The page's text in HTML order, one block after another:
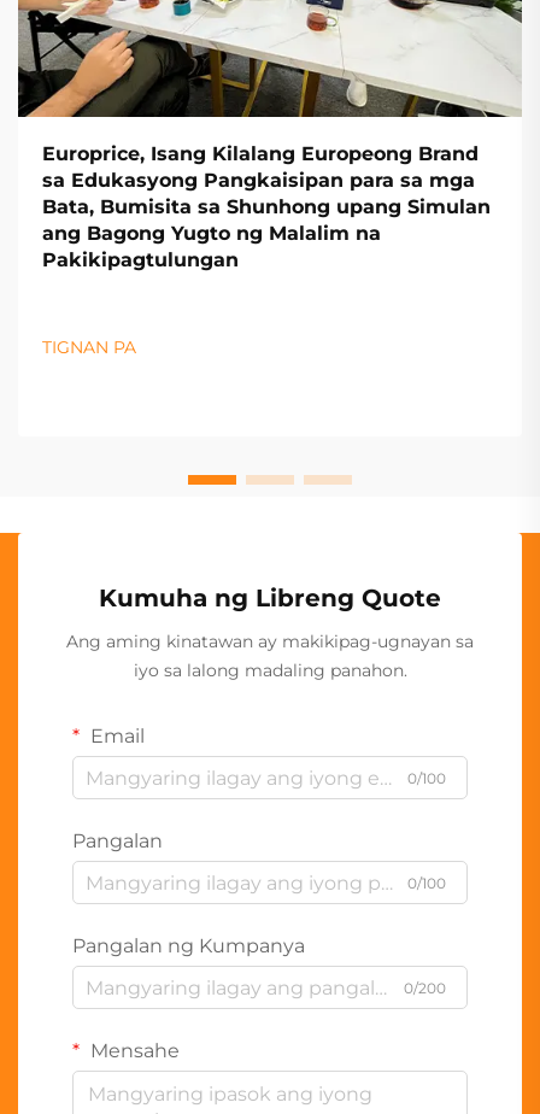
Europrice, Isang Kilalang Europeong Brand
sa Edukasyong Pangkaisipan para sa mga
Bata, Bumisita sa Shunhong upang Simulan
ang Bagong Yugto ng Malalim na
Pakikipagtulungan
TIGNAN PA
Kumuha ng Libreng Quote
Ang aming kinatawan ay makikipag-ugnayan sa
iyo sa lalong madaling panahon.
Email
0/100
Pangalan
0/100
Pangalan ng Kumpanya
0/200
Mensahe